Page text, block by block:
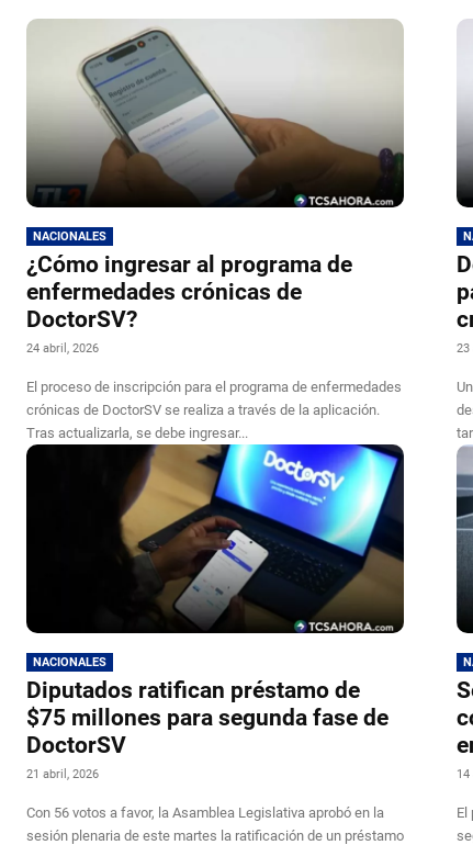
NACIONALES
¿Cómo ingresar al programa de
enfermedades crónicas de
DoctorSV?
24 abril, 2026
El proceso de inscripción para el programa de enfermedades
crónicas de DoctorSV se realiza a través de la aplicación.
Tras actualizarla, se debe ingresar...
23
NACIONALES
Diputados ratifican préstamo de
$75 millones para segunda fase de
DoctorSV
21 abril, 2026
Con 56 votos a favor, la Asamblea Legislativa aprobó en la
sesión plenaria de este martes la ratificación de un préstamo
14
El